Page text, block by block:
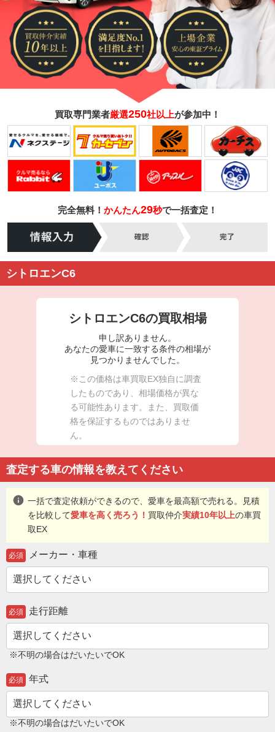
買取専門業者厳選250社以上が参加中！
完全無料！ かんたん29秒で一括査定！
シトロエンC6
シトロエンC6の買取相場
申し訳ありません。
あなたの愛車に一致する条件の相場が
見つかりませんでした。
※この価格は車買取EX独自に調査
したものであり、相場価格が異な
る可能性あります。また、買取価
格を保証するものではありませ
ん。
査定する車の情報を教えてください
info 一括で査定依頼ができるので、愛車を最高額で売れる。見積
を比較して愛車を高く売ろう！ 買取仲介実績10年以上の車買
取EX
必須 メーカー・車種
必須 走行距離
※不明の場合はだいたいでOK
必須 年式
※不明の場合はだいたいでOK